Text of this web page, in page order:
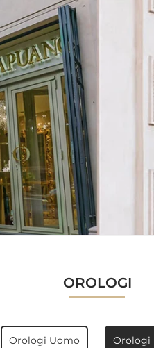
OROLOGI
Orologi Uomo Orologi